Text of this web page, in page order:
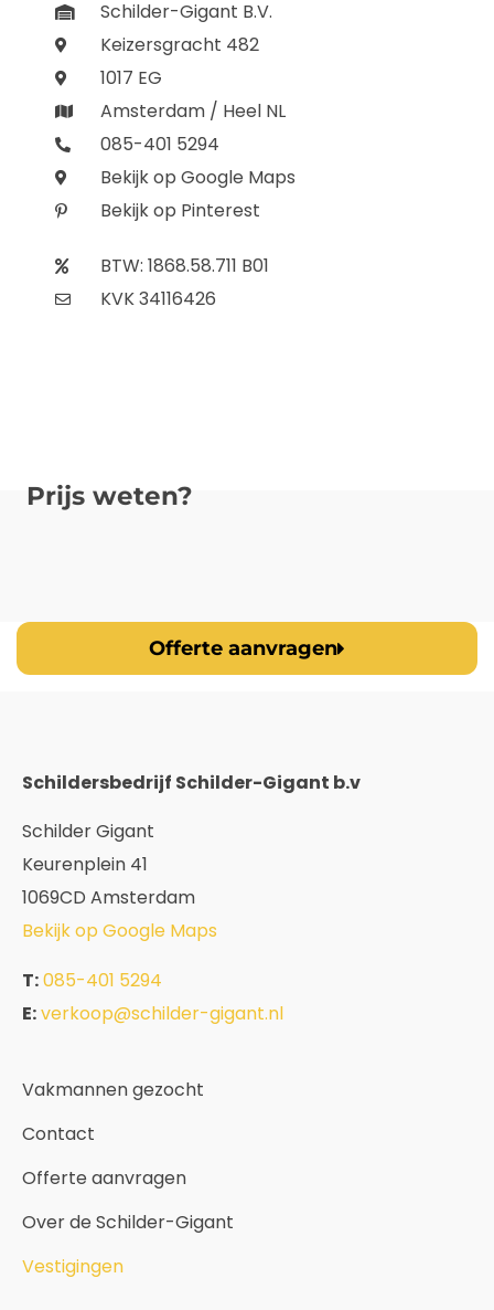
Schilder-Gigant B.V.
Keizersgracht 482
1017 EG
Amsterdam / Heel NL
085-401 5294
Bekijk op Google Maps
Bekijk op Pinterest
BTW: 1868.58.711 B01
KVK 34116426
Prijs weten?
Offerte aanvragen
Schildersbedrijf Schilder-Gigant b.v
Schilder Gigant
Keurenplein 41
1069CD Amsterdam
Bekijk op Google Maps
T:085-401 5294
E:verkoop@schilder-gigant.nl
Vakmannen gezocht
Contact
Offerte aanvragen
Over de Schilder-Gigant
Vestigingen